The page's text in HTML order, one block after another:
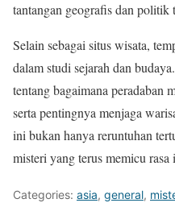
tantangan geografis dan politik
Selain sebagai situs wisata,
dalam studi sejarah dan
tentang bagaimana peradaban
serta pentingnya menjaga
ini bukan hanya reruntuhan
misteri yang terus memicu rasa
Categories: asia, general,